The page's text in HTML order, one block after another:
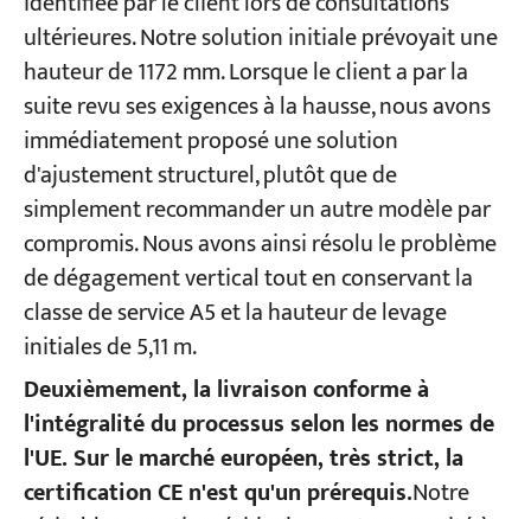
ultérieures. Notre solution initiale prévoyait une
hauteur de 1172 mm. Lorsque le client a par la
suite revu ses exigences à la hausse, nous avons
immédiatement proposé une solution
d'ajustement structurel, plutôt que de
simplement recommander un autre modèle par
compromis. Nous avons ainsi résolu le problème
de dégagement vertical tout en conservant la
classe de service A5 et la hauteur de levage
initiales de 5,11 m.
Deuxièmement, la livraison conforme à
l'intégralité du processus selon les normes de
l'UE. Sur le marché européen, très strict, la
certification CE n'est qu'un prérequis.Notre